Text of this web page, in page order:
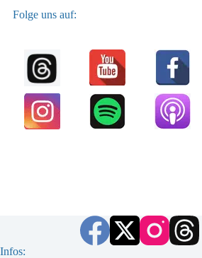
Folge uns auf:
Infos: